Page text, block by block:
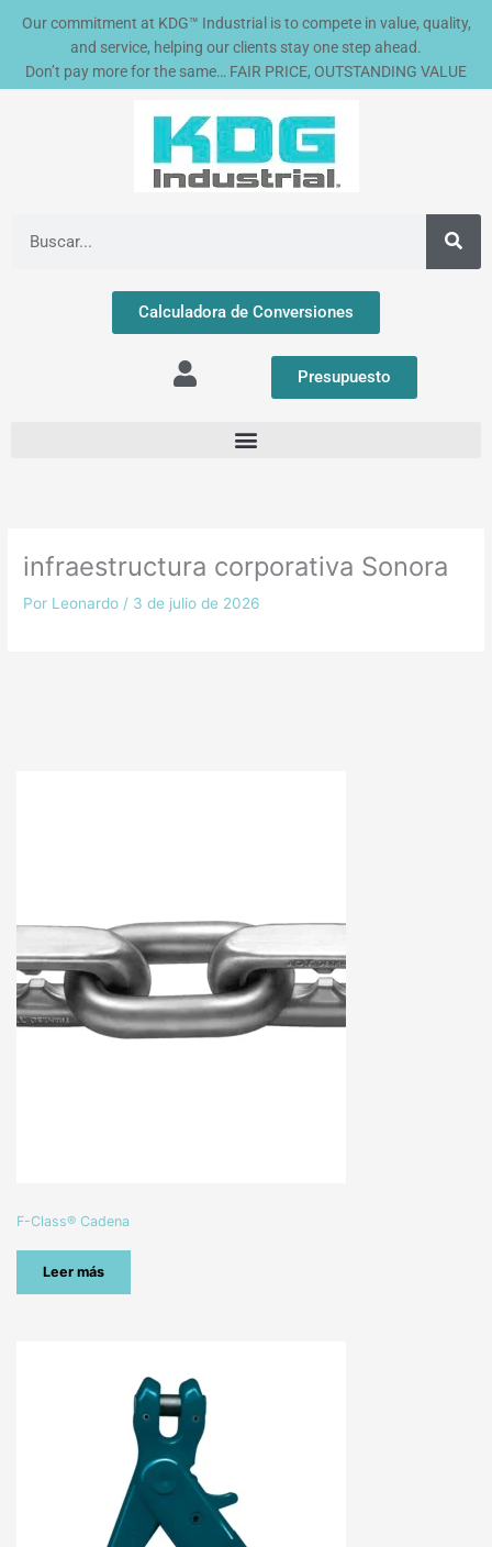
Our commitment at KDG™ Industrial is to compete in value, quality,
and service, helping our clients stay one step ahead.
Don’t pay more for the same… FAIR PRICE, OUTSTANDING VALUE
Calculadora de Conversiones
Presupuesto
F-Class® Cadena
Leer más
infraestructura corporativa Sonora
Por Leonardo / 3 de julio de 2026